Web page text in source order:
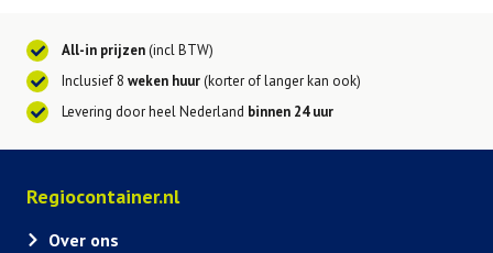
All-in prijzen(incl BTW)
Inclusief 8 weken huur(korter of langer kan ook)
Levering door heel Nederland binnen 24 uur
Regiocontainer.nl
Over ons